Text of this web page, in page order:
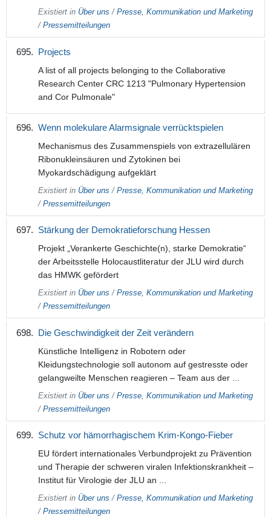
Existiert in Über uns / Presse, Kommunikation und Marketing
/ Pressemitteilungen
Projects
A list of all projects belonging to the Collaborative
Research Center CRC 1213 "Pulmonary Hypertension
and Cor Pulmonale"
Wenn molekulare Alarmsignale verrücktspielen
Mechanismus des Zusammenspiels von extrazellulären
Ribonukleinsäuren und Zytokinen bei
Myokardschädigung aufgeklärt
Existiert in Über uns / Presse, Kommunikation und Marketing
/ Pressemitteilungen
Stärkung der Demokratieforschung Hessen
Projekt „Verankerte Geschichte(n), starke Demokratie“
der Arbeitsstelle Holocaustliteratur der JLU wird durch
das HMWK gefördert
Existiert in Über uns / Presse, Kommunikation und Marketing
/ Pressemitteilungen
Die Geschwindigkeit der Zeit verändern
Künstliche Intelligenz in Robotern oder
Kleidungstechnologie soll autonom auf gestresste oder
gelangweilte Menschen reagieren – Team aus der ...
Existiert in Über uns / Presse, Kommunikation und Marketing
/ Pressemitteilungen
Schutz vor hämorrhagischem Krim-Kongo-Fieber
EU fördert internationales Verbundprojekt zu Prävention
und Therapie der schweren viralen Infektionskrankheit –
Institut für Virologie der JLU an ...
Existiert in Über uns / Presse, Kommunikation und Marketing
/ Pressemitteilungen